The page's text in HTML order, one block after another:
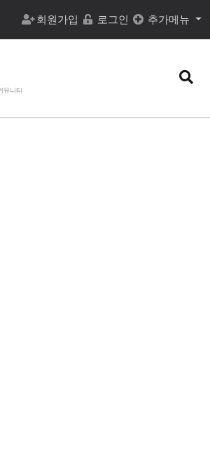
회원가입 로그인 추가메뉴
검색